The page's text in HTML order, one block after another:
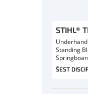
STIHL®
Underhand
Standing
ŠEST